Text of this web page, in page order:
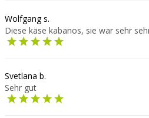
Wolfgang s.
Diese käse kabanos, sie war sehr
Svetlana b.
Sehr gut